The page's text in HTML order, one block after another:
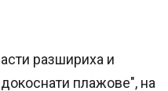
разшириха и
плажове", на